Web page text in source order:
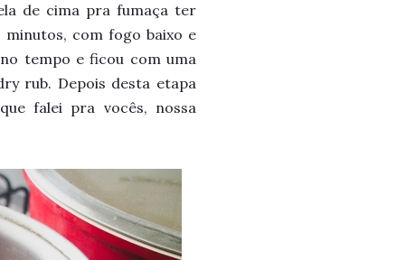
de cima pra fumaça ter
com fogo baixo e
tempo e ficou com uma
rub. Depois desta etapa
falei pra vocês, nossa